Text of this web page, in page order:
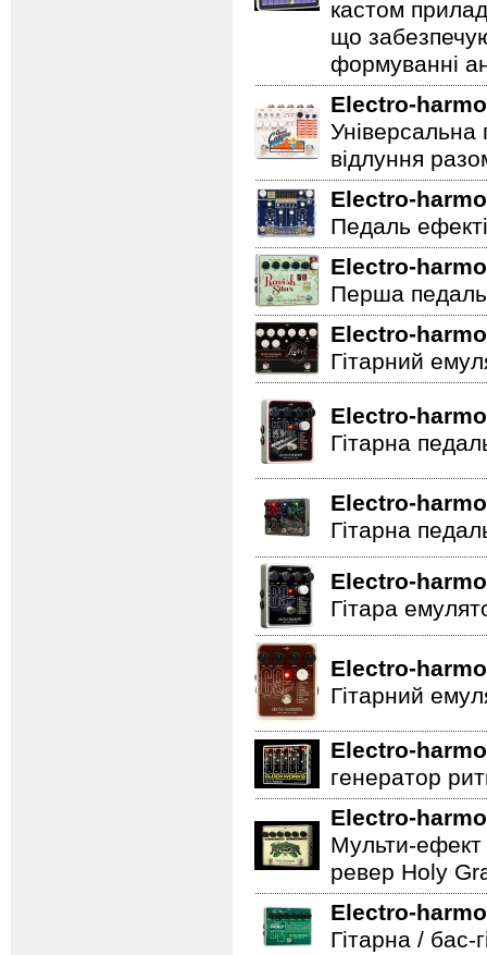
кастом
що
формуванні
Electro-
Універсальна
відлуння
Electro-
Педаль
Electro-
Перша
Electro-
Гітарний
Electro-
Гітарна
Electro-
Гітарна
Electro-
Гітара
Electro-
Гітарний
Electro-
генератор
Electro-
Мульти-ефект
ревер Holy
Electro-
Гітарна / бас-